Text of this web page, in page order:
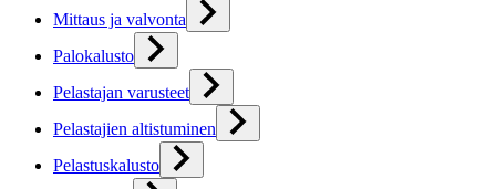
Mittaus ja valvonta
Palokalusto
Pelastajan varusteet
Pelastajien altistuminen
Pelastuskalusto